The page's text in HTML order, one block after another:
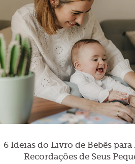
6 Ideias do Livro de Bebês para
Recordações de Seus